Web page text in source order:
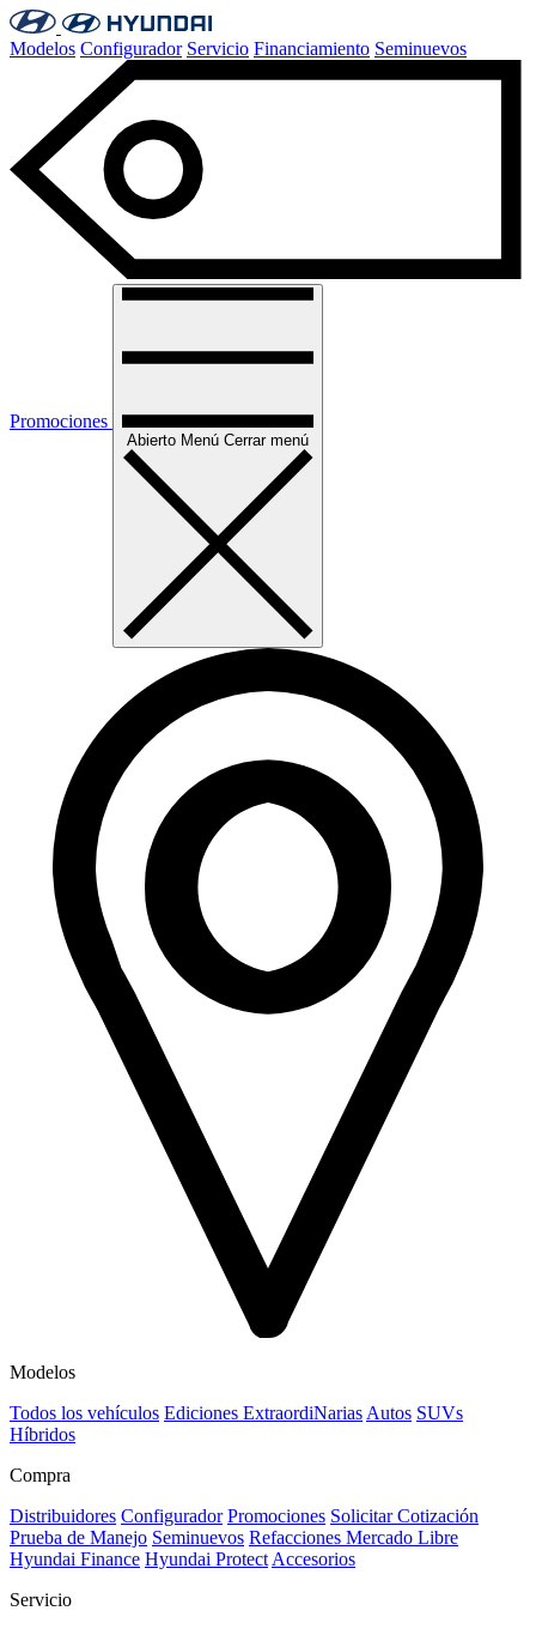
Modelos Configurador Servicio Financiamiento Seminuevos
Promociones
Abierto Menú Cerrar menú
Modelos
Todos los vehículos Ediciones ExtraordiNarias Autos SUVs
Híbridos
Compra
Distribuidores Configurador Promociones Solicitar Cotización
Prueba de Manejo Seminuevos Refacciones Mercado Libre
Hyundai Finance Hyundai Protect Accesorios
Servicio